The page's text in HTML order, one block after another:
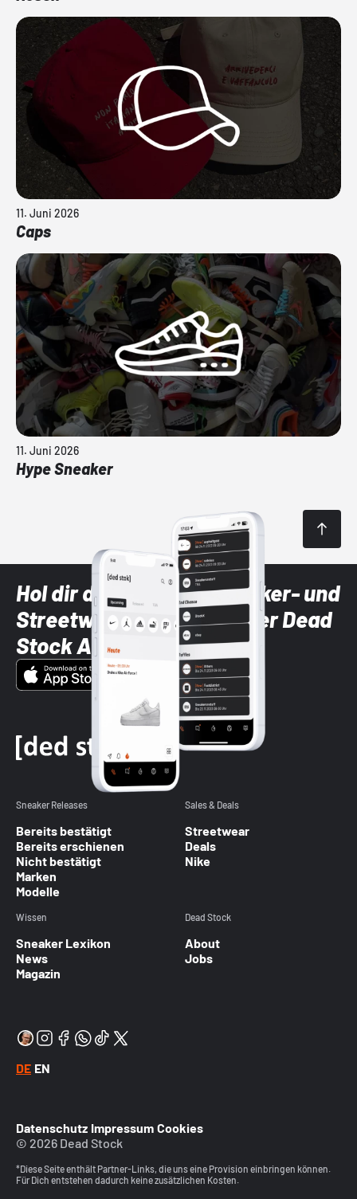
11. Juni 2026
Caps
11. Juni 2026
Hype Sneaker
Hol dir die neuesten Sneaker- und
Streetwear-Brands mit der Dead
Stock App
Sneaker Releases
Bereits bestätigt
Bereits erschienen
Nicht bestätigt
Marken
Modelle
Sales & Deals
Streetwear
Deals
Nike
Wissen
Sneaker Lexikon
News
Magazin
Dead Stock
About
Jobs
DE EN
Datenschutz Impressum Cookies
© 2026 Dead Stock
*Diese Seite enthält Partner-Links, die uns eine Provision einbringen können.
Für Dich entstehen dadurch keine zusätzlichen Kosten.